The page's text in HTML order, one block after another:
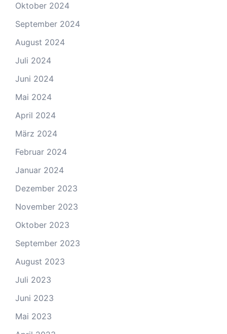
Oktober 2024
September 2024
August 2024
Juli 2024
Juni 2024
Mai 2024
April 2024
März 2024
Februar 2024
Januar 2024
Dezember 2023
November 2023
Oktober 2023
September 2023
August 2023
Juli 2023
Juni 2023
Mai 2023